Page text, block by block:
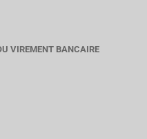
VIREMENT BANCAIRE